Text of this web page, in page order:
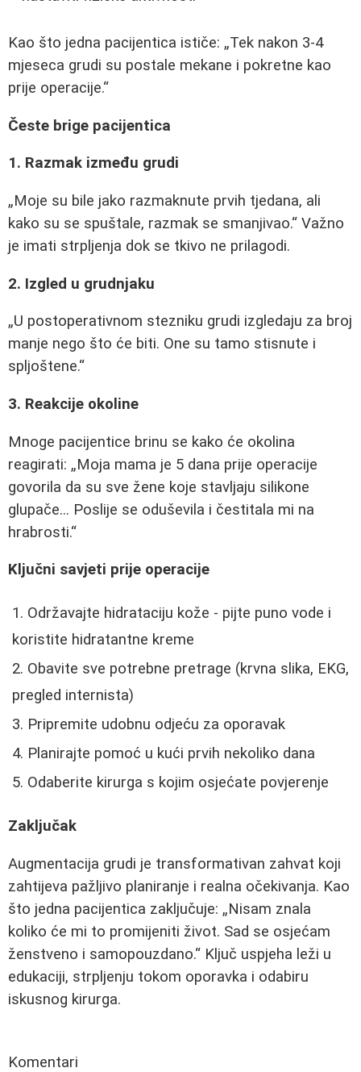
Kao što jedna pacijentica ističe:
Tek nakon 3-4
mjeseca grudi su postale mekane i pokretne kao
prije operacije.
Česte brige pacijentica
1. Razmak između grudi
Moje su bile jako razmaknute prvih tjedana, ali
kako su se spuštale, razmak se smanjivao. Važno
je imati strpljenja dok se tkivo ne prilagodi.
2. Izgled u grudnjaku
U postoperativnom stezniku grudi izgledaju za broj
manje nego što će biti. One su tamo stisnute i
spljoštene.
3. Reakcije okoline
Mnoge pacijentice brinu se kako će okolina
reagirati:
Moja mama je 5 dana prije operacije
govorila da su sve žene koje stavljaju silikone
glupače... Poslije se oduševila i čestitala mi na
hrabrosti.
Ključni savjeti prije operacije
Održavajte hidrataciju kože - pijte puno vode i
koristite hidratantne kreme
Obavite sve potrebne pretrage (krvna slika, EKG,
pregled internista)
Pripremite udobnu odjeću za oporavak
Planirajte pomoć u kući prvih nekoliko dana
Odaberite kirurga s kojim osjećate povjerenje
Zaključak
Augmentacija grudi je transformativan zahvat koji
zahtijeva pažljivo planiranje i realna očekivanja. Kao
što jedna pacijentica zaključuje:
Nisam znala
koliko će mi to promijeniti život. Sad se osjećam
ženstveno i samopouzdano.
Ključ uspjeha leži u
edukaciji, strpljenju tokom oporavka i odabiru
iskusnog kirurga.
Komentari